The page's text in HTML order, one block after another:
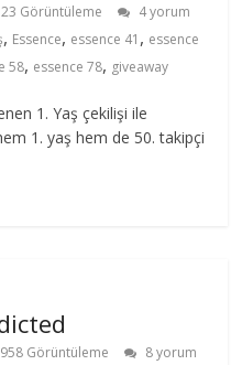
Görüntüleme
4 yorum
, Essence, essence 41 , essence
58, essence 78, giveaway
1. Yaş çekilişi ile
1. yaş hem de 50. takipçi
Görüntüleme
8 yorum